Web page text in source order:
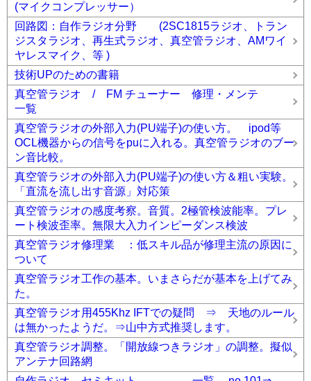
(マイクコンプレッサー）
回路図：自作ラジオ分野 (2SC1815ラジオ、トラン
ジスタラジオ、再生式ラジオ、真空管ラジオ、AMワイ
ヤレスマイク、等 )
技術UPのための書籍
真空管ラジオ / FM チューナー 修理・メンテ
一覧
真空管ラジオの外部入力(PU端子)の使い方。 ipod等
OCL機器からの信号をpuに入れる。真空管ラジオのブー
ン音比較。
真空管ラジオの外部入力(PU端子)の使い方＆粗い実験。
「直流を流し出す音源」対応策
真空管ラジオの感度考察。音質。2極管検波能率。プレ
ート検波歪率。無限大入力インピーダンス検波
真空管ラジオ修理業 ：低スキル品が修理主流の原因に
ついて
真空管ラジオ工作の基本。いまさらだが基本を上げてみ
た。
真空管ラジオ用455Khz IFTでの疑問 ⇒ 天地のルール
は無かったようだ。⇒山中方式推奨します。
真空管ラジオ調整。「開放線つきラジオ」の調整。擬似
アンテナ回路網